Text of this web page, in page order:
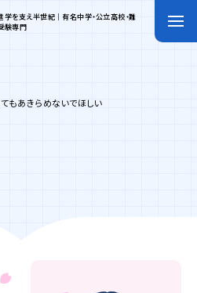
学を支え半世紀｜有名中学・公立高校・難
験専門
もあきらめないでほしい